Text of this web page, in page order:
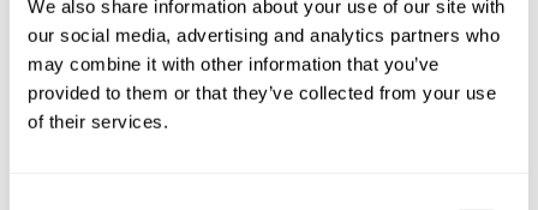
We also share information about your use of our site with
our social media, advertising and analytics partners who
may combine it with other information that you’ve
provided to them or that they’ve collected from your use
of their services.
Que comprend un service de Chef a Domicile à
Béthune?
Combien coûte un Chef a Domicile à Béthune?